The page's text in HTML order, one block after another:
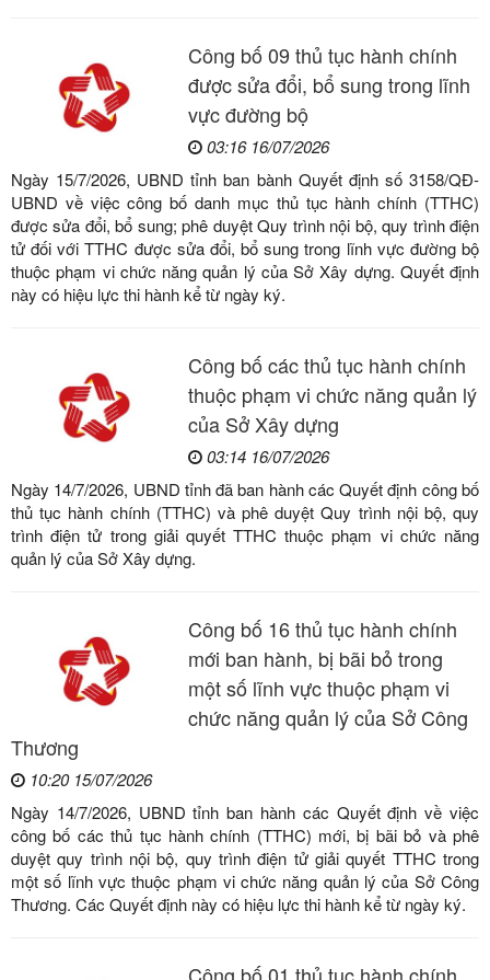
Công bố 09 thủ tục hành chính
được sửa đổi, bổ sung trong lĩnh
vực đường bộ
03:16 16/07/2026
Ngày 15/7/2026, UBND tỉnh ban bành Quyết định số 3158/QĐ-
UBND về việc công bố danh mục thủ tục hành chính (TTHC)
được sửa đổi, bổ sung; phê duyệt Quy trình nội bộ, quy trình điện
tử đối với TTHC được sửa đổi, bổ sung trong lĩnh vực đường bộ
thuộc phạm vi chức năng quản lý của Sở Xây dựng. Quyết định
này có hiệu lực thi hành kể từ ngày ký.
Công bố các thủ tục hành chính
thuộc phạm vi chức năng quản lý
của Sở Xây dựng
03:14 16/07/2026
Ngày 14/7/2026, UBND tỉnh đã ban hành các Quyết định công bố
thủ tục hành chính (TTHC) và phê duyệt Quy trình nội bộ, quy
trình điện tử trong giải quyết TTHC thuộc phạm vi chức năng
quản lý của Sở Xây dựng.
Công bố 16 thủ tục hành chính
mới ban hành, bị bãi bỏ trong
một số lĩnh vực thuộc phạm vi
chức năng quản lý của Sở Công
Thương
10:20 15/07/2026
Ngày 14/7/2026, UBND tỉnh ban hành các Quyết định về việc
công bố các thủ tục hành chính (TTHC) mới, bị bãi bỏ và phê
duyệt quy trình nội bộ, quy trình điện tử giải quyết TTHC trong
một số lĩnh vực thuộc phạm vi chức năng quản lý của Sở Công
Thương. Các Quyết định này có hiệu lực thi hành kể từ ngày ký.